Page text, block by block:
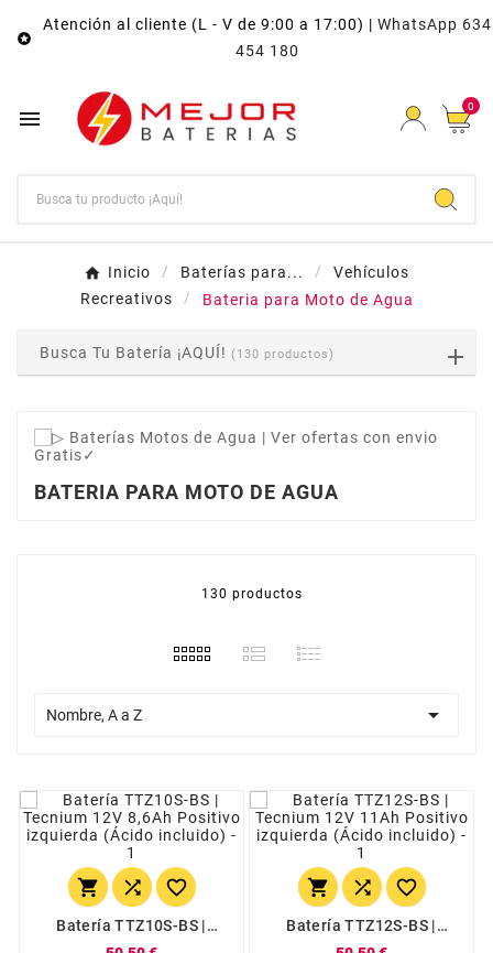

Atención al cliente (L - V de 9:00 a 17:00) | WhatsApp 634
454 180
 0
Inicio Baterías para...
Vehículos
Recreativos
Bateria para Moto de Agua
BATERIA PARA MOTO DE AGUA
130 productos
Nombre, A a Z 
  
Batería TTZ10S-BS |
  
Batería TTZ12S-BS |
Busca Tu Batería ¡AQUÍ! (130 productos)